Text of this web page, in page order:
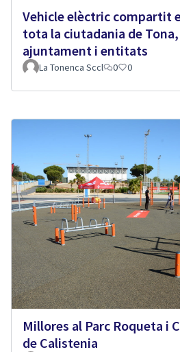
Vehicle elèctric compartit
tota la ciutadania de Tona,
ajuntament i entitats
La Tonenca Sccl 0 0
Millores al Parc Roqueta i
de Calistenia